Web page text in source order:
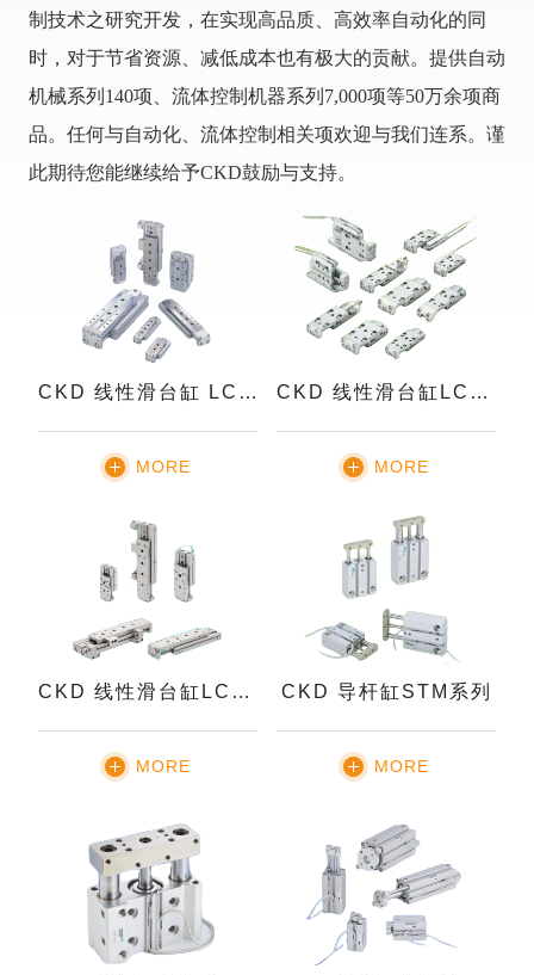
制技术之研究开发，在实现高品质、高效率自动化的同
时，对于节省资源、减低成本也有极大的贡献。提供自动
机械系列140项、流体控制机器系列7,000项等50万余项商
品。任何与自动化、流体控制相关项欢迎与我们连系。谨
此期待您能继续给予CKD鼓励与支持。
CKD 线性滑台缸 LCG系列
MORE
CKD 线性滑台缸LCM系列
MORE
CKD 线性滑台缸LCR系列
MORE
CKD 导杆缸STM系列
MORE